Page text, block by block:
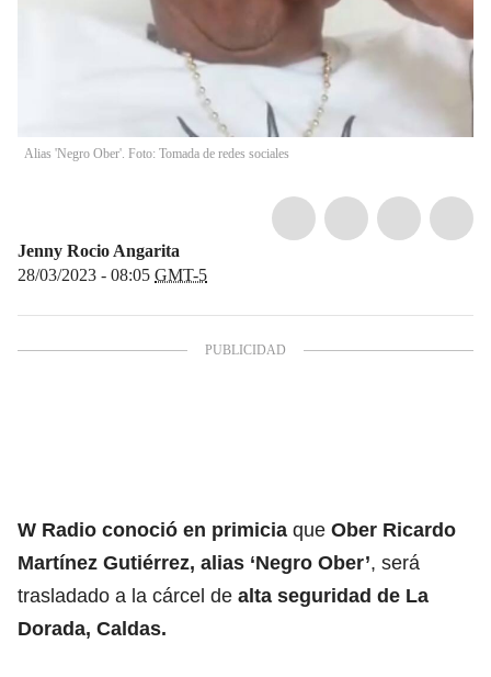
Alias 'Negro Ober'. Foto: Tomada de redes sociales
Jenny Rocio Angarita
28/03/2023 - 08:05 GMT-5
W Radio conoció en primicia que Ober Ricardo
Martínez Gutiérrez, alias ‘Negro Ober’, será
trasladado a la cárcel de alta seguridad de La
Dorada, Caldas.